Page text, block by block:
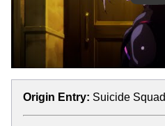
Origin Entry: Suicide Squad